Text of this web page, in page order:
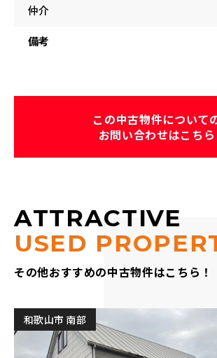
仲介
備考
この中古物件について
お問い合わせはこちら
ATTRACTIVE
USED
その他おすすめの中古物件はこちら！
和歌山市 南部